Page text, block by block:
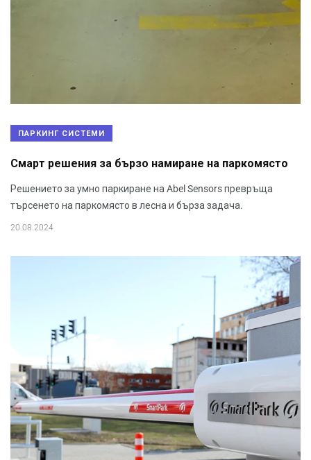
ПАРКИНГ СИСТЕМИ
Смарт решения за бързо намиране на паркомясто
Решението за умно паркиране на Abel Sensors превръща
търсенето на паркомясто в лесна и бърза задача.
20.08.2024